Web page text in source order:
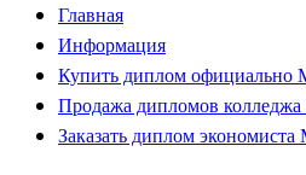
Главная
Информация
Купить диплом официально
Продажа дипломов
Заказать диплом экономиста